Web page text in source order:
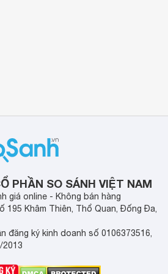
PHẦN SO SÁNH VIỆT NAM
giá online - Không bán hàng
195 Khâm Thiên, Thổ Quan, Đống Đa,
đăng ký kinh doanh số 0106373516,
2013